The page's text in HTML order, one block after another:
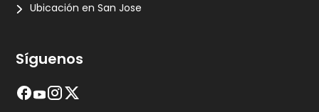
Ubicación en San Jose
Síguenos